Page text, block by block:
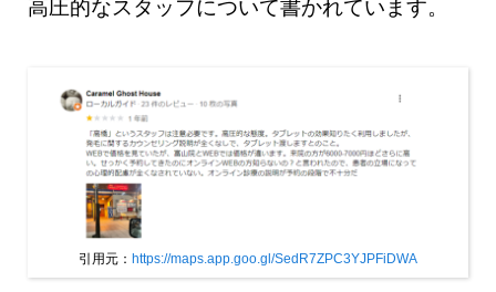
高圧的なスタッフについて書かれています。
引用元： https://maps.app.goo.gl/SedR7ZPC3YJPFiDWA